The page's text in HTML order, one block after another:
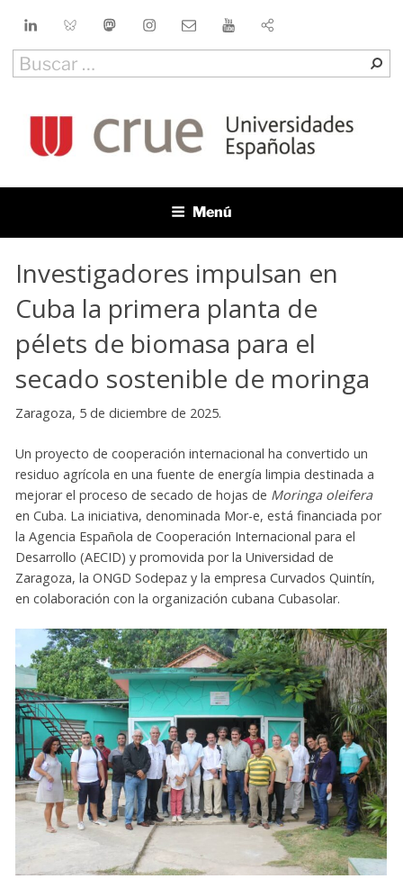
contenido
LinkedInBlueskyMastodonInstagramContactoYouTube
Buscar
por:
CRUE
Conferencia de Rectores de las Universidades Españolas
Menú
Investigadores impulsan en
Cuba la primera planta de
pélets de biomasa para el
secado sostenible de moringa
Zaragoza, 5 de diciembre de 2025.
Un proyecto de cooperación internacional ha convertido un
residuo agrícola en una fuente de energía limpia destinada a
mejorar el proceso de secado de hojas de Moringa oleifera
en Cuba. La iniciativa, denominada Mor-e, está financiada por
la Agencia Española de Cooperación Internacional para el
Desarrollo (AECID) y promovida por la Universidad de
Zaragoza, la ONGD Sodepaz y la empresa Curvados Quintín,
en colaboración con la organización cubana Cubasolar.